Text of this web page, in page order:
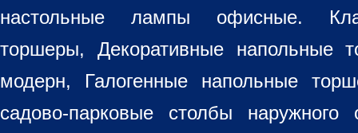
настольные лампы офисные.
торшеры, Декоративные напольные
модерн, Галогенные напольные
садово-парковые столбы